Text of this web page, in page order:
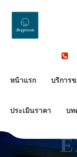
หน้าแรก บริการข
ประเมินราคา บท
ทำ
ที